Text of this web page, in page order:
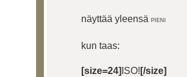
näyttää yleensä PIENI
kun taas:
[size=24] ISO! [/size]